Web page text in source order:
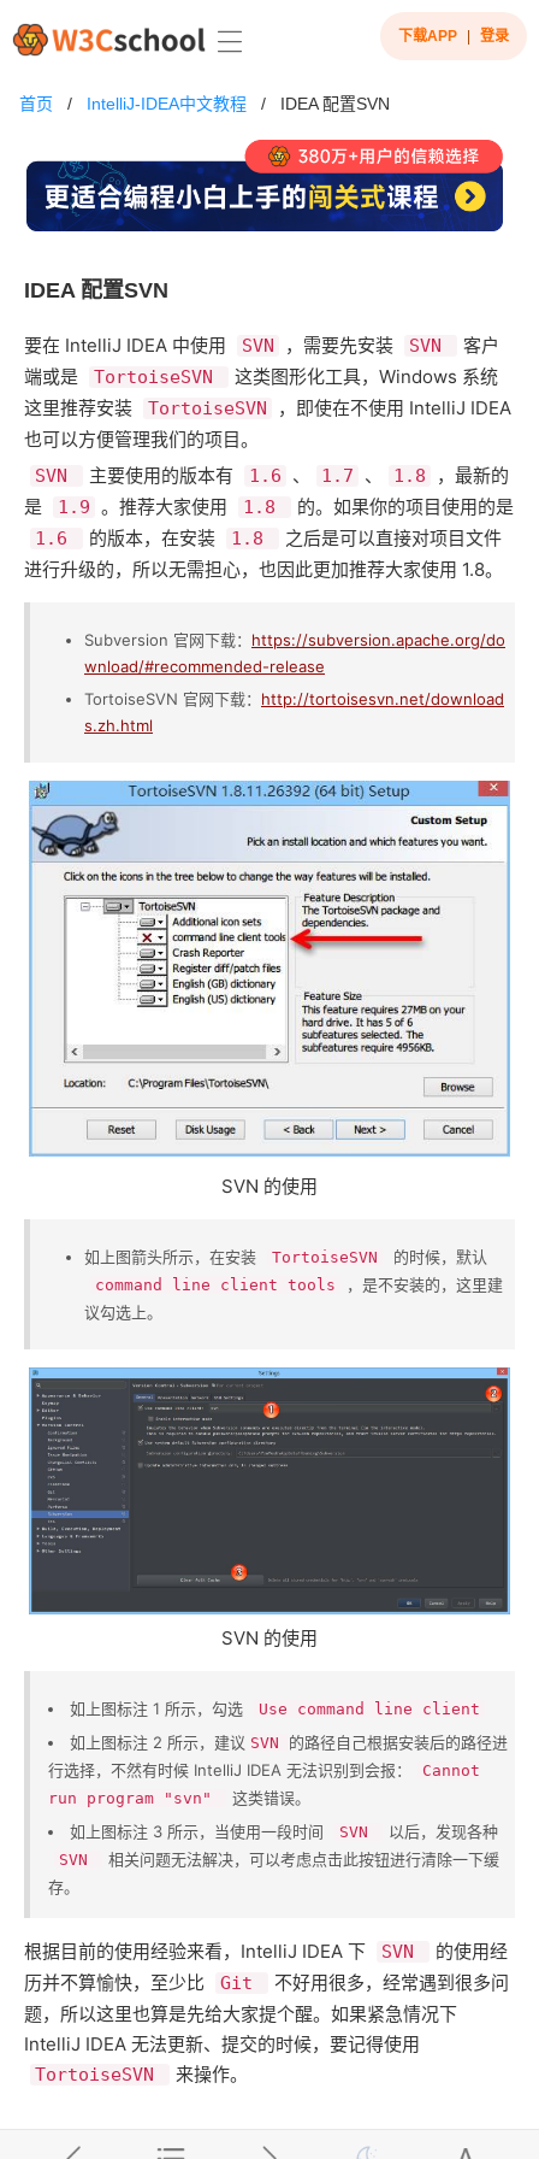
下载APP 登录
首页 / IntelliJ-IDEA中文教程 / IDEA 配置SVN
IDEA 配置SVN
要在 IntelliJ IDEA 中使用 ​ SVN ​，需要先安装 ​ SVN
​客户
端或是 ​
TortoiseSVN
​这类图形化工具，Windows 系统
这里推荐安装 ​
TortoiseSVN
​，即使在不使用 IntelliJ IDEA
也可以方便管理我们的项目。
SVN ​主要使用的版本有 ​ 1.6 ​、​ 1.7 ​、​ 1.8
​，最新的
是 ​
1.9 ​。推荐大家使用 ​ 1.8
​的。如果你的项目使用的是
1.6 ​的版本，在安装 ​ 1.8
​之后是可以直接对项目文件
进行升级的，所以无需担心，也因此更加推荐大家使用 1.8。
Subversion 官网下载： https://subversion.apache.org/do
wnload/#recommended-release
TortoiseSVN 官网下载： http://tortoisesvn.net/download
s.zh.html
SVN 的使用
如上图箭头所示，在安装 ​ TortoiseSVN ​ 的时候，默认​
command line client tools
​，是不安装的，这里建
议勾选上。
SVN 的使用
如上图标注 1 所示，勾选 ​ Use command line client
如上图标注 2 所示，建议 ​ SVN ​的路径自己根据安装后的路径进
行选择，不然有时候 IntelliJ IDEA 无法识别到会报：​
Cannot
run program "svn"
​这类错误。
如上图标注 3 所示，当使用一段时间 ​
SVN ​以后，发现各种 ​
SVN
​相关问题无法解决，可以考虑点击此按钮进行清除一下缓
存。
根据目前的使用经验来看，IntelliJ IDEA 下 ​ SVN
​的使用经
历并不算愉快，至少比 ​
Git
​不好用很多，经常遇到很多问
题，所以这里也算是先给大家提个醒。如果紧急情况下
IntelliJ IDEA 无法更新、提交的时候，要记得使用 ​
TortoiseSVN ​来操作。